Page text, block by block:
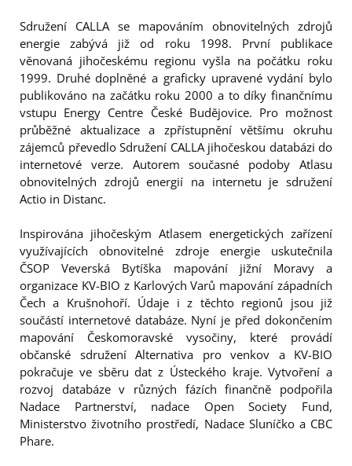
Sdružení CALLA se mapováním obnovitelných zdrojů
energie zabývá již od roku 1998. První publikace
věnovaná jihočeskému regionu vyšla na počátku roku
1999. Druhé doplněné a graficky upravené vydání bylo
publikováno na začátku roku 2000 a to díky finančnímu
vstupu Energy Centre České Budějovice. Pro možnost
průběžné aktualizace a zpřístupnění většímu okruhu
zájemců převedlo Sdružení CALLA jihočeskou databázi do
internetové verze. Autorem současné podoby Atlasu
obnovitelných zdrojů energií na internetu je sdružení
Actio in Distanc.
Inspirována jihočeským Atlasem energetických zařízení
využívajících obnovitelné zdroje energie uskutečnila
ČSOP Veverská Bytíška mapování jižní Moravy a
organizace KV-BIO z Karlových Varů mapování západních
Čech a Krušnohoří. Údaje i z těchto regionů jsou již
součástí internetové databáze. Nyní je před dokončením
mapování Českomoravské vysočiny, které provádí
občanské sdružení Alternativa pro venkov a KV-BIO
pokračuje ve sběru dat z Ústeckého kraje. Vytvoření a
rozvoj databáze v různých fázích finančně podpořila
Nadace Partnerství, nadace Open Society Fund,
Ministerstvo životního prostředí, Nadace Sluníčko a CBC
Phare.